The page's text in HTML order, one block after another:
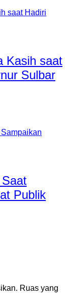
Kasih saat
Sulbar
Publik
Ruas yang